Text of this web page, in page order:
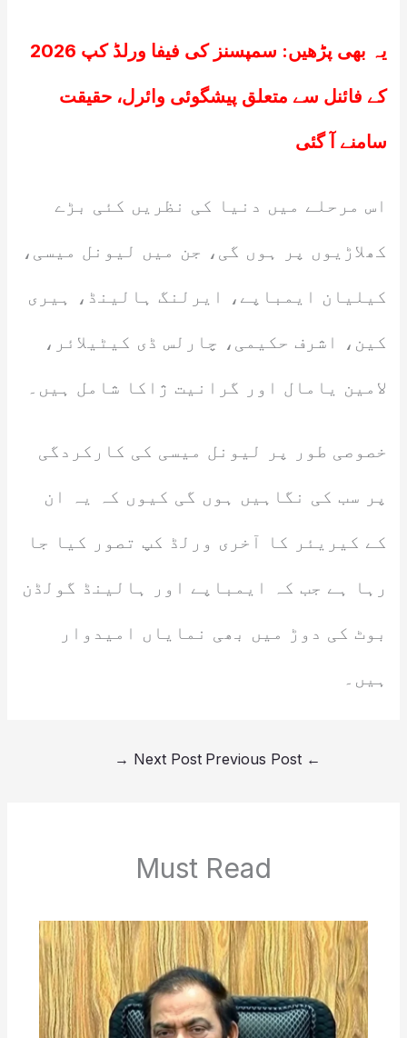
یہ بھی پڑھیں: سمپسنز کی فیفا ورلڈ کپ 2026
کے فائنل سے متعلق پیشگوئی وائرل، حقیقت
سامنے آ گئی
اس مرحلے میں دنیا کی نظریں کئی بڑے
کھلاڑیوں پر ہوں گی، جن میں لیونل میسی،
کیلیان ایمباپے، ایرلنگ ہالینڈ، ہیری
کین، اشرف حکیمی، چارلس ڈی کیٹیلائر،
لامین یامال اور گرانیت ژاکا شامل ہیں۔
خصوصی طور پر لیونل میسی کی کارکردگی
پر سب کی نگاہیں ہوں گی کیوں کہ یہ ان
کے کیریئر کا آخری ورلڈ کپ تصور کیا جا
رہا ہے جب کہ ایمباپے اور ہالینڈ گولڈن
بوٹ کی دوڑ میں بھی نمایاں امیدوار
ہیں۔
←
Next Post
→
Must Read